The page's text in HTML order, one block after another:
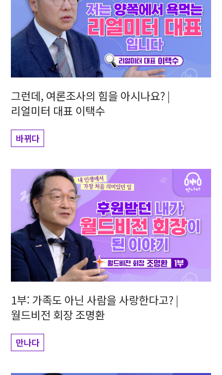
그런데, 여론조사의 힘을 아시나요? |
리얼미터 대표 이택수
바뀌다
1부: 가족도 아닌 사람을 사랑한다고? |
월드비전 회장 조명환
만나다